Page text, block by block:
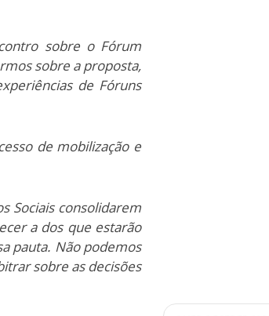
sobre o Fórum
sobre a proposta,
de Fóruns
de mobilização e
Sociais consolidarem
a dos que estarão
pauta. Não podemos
sobre as decisões